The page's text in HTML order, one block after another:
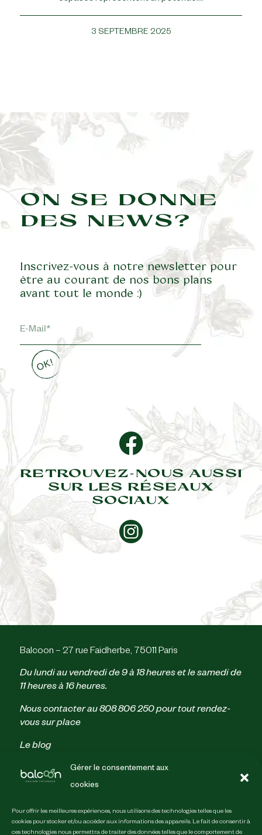
Gérer le consentement aux
cookies
Pour offrir les meilleures expériences, nous utilisons des technologies telles que les
cookies pour stocker et/ou accéder aux informations des appareils. Le fait de consentir à
ces technologies nous permettra de traiter des données telles que le comportement de
3 SEPTEMBRE 2025
ON SE DONNE
DES NEWS?
Inscrivez-vous à notre newsletter pour
être au courant de nos bons plans
avant tout le monde :)
RETROUVEZ-NOUS AUSSI
SUR LES RÉSEAUX
SOCIAUX
Balcoon – 27 rue Faidherbe, 75011 Paris
Du lundi au vendredi de 9 à 18 heures et le samedi de
11 heures à 16 heures.
Nous contacter au808 806 250pour tout rendez-
vous sur place
Le blog
Politique de confidentialité
Conditions générales de vente
Guides